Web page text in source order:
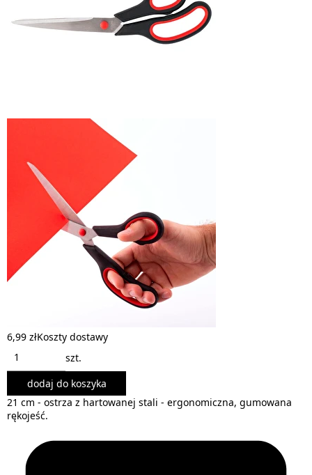
6,99 złKoszty dostawy
szt.
dodaj do koszyka
21 cm - ostrza z hartowanej stali - ergonomiczna, gumowana
rękojeść.